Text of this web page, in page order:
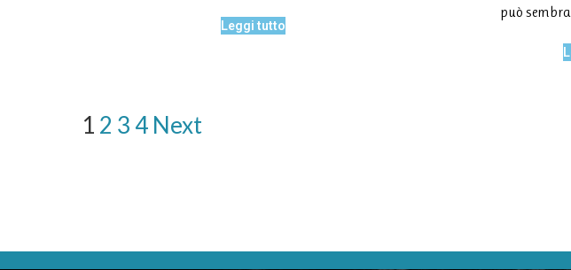
Leggi tutto
può
1 2 34 Next